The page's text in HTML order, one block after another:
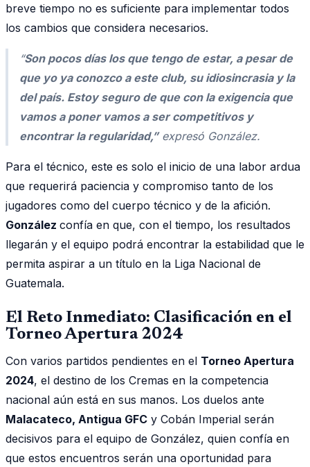
breve tiempo no es suficiente para implementar todos
los cambios que considera necesarios.
“Son pocos días los que tengo de estar, a pesar de
que yo ya conozco a este club, su idiosincrasia y la
del país. Estoy seguro de que con la exigencia que
vamos a poner vamos a ser competitivos y
encontrar la regularidad,”expresó González.
Para el técnico, este es solo el inicio de una labor ardua
que requerirá paciencia y compromiso tanto de los
jugadores como del cuerpo técnico y de la afición.
González confía en que, con el tiempo, los resultados
llegarán y el equipo podrá encontrar la estabilidad que le
permita aspirar a un título en la Liga Nacional de
Guatemala.
El Reto Inmediato: Clasificación en el
Torneo Apertura 2024
Con varios partidos pendientes en el Torneo Apertura
2024, el destino de los Cremas en la competencia
nacional aún está en sus manos. Los duelos ante
Malacateco, Antigua GFC y Cobán Imperial serán
decisivos para el equipo de González, quien confía en
que estos encuentros serán una oportunidad para